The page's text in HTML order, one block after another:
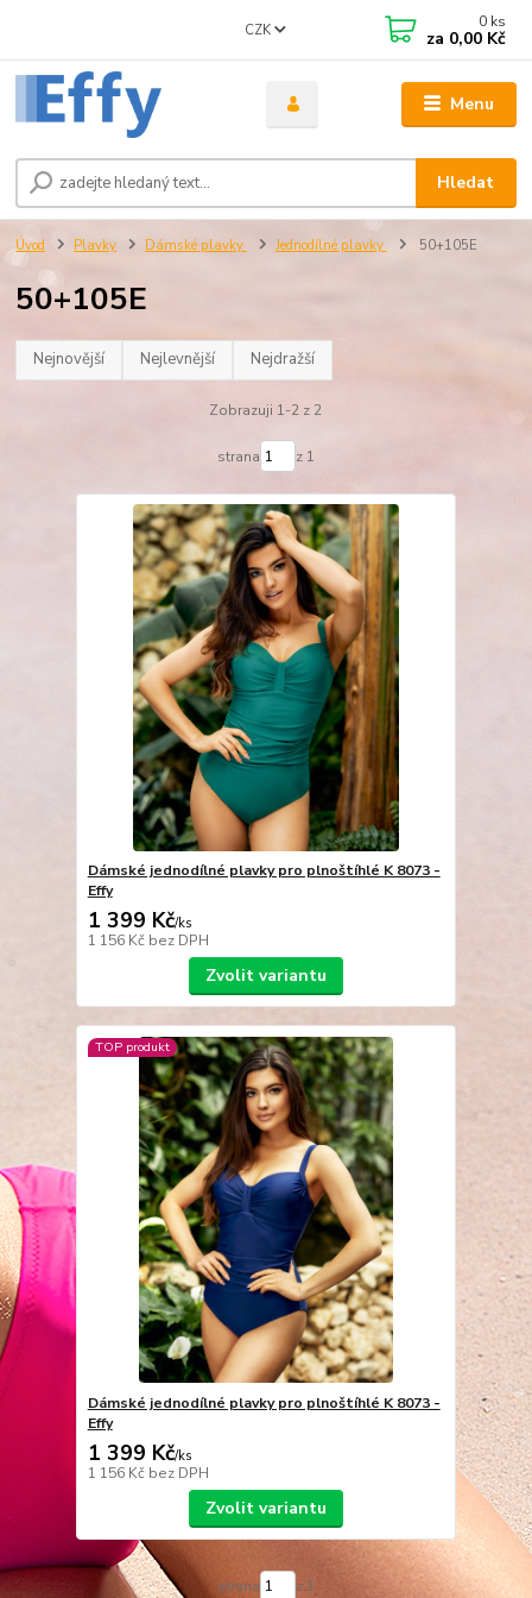
Menu
CZK
Hledat
0 ks
za 0,00 Kč
Úvod Plavky Dámské plavky Jednodílné plavky 50+105E
50+105E
Nejnovější Nejlevnější Nejdražší
Zobrazuji 1-2 z 2
strana z 1
Dámské jednodílné plavky pro plnoštíhlé K 8073 -
Effy
1 399 Kč/ks
1 156 Kč bez DPH
Zvolit variantu
TOP produkt
Dámské jednodílné plavky pro plnoštíhlé K 8073 -
Effy
1 399 Kč/ks
1 156 Kč bez DPH
Zvolit variantu
strana z 1